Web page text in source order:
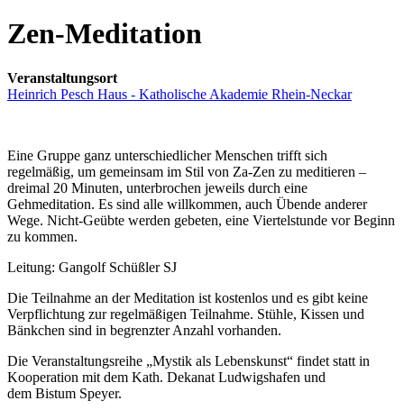
Zen-Meditation
Veranstaltungsort
Heinrich Pesch Haus - Katholische Akademie Rhein-Neckar
Eine Gruppe ganz unterschiedlicher Menschen trifft sich
regelmäßig, um gemeinsam im Stil von Za-Zen zu meditieren –
dreimal 20 Minuten, unterbrochen jeweils durch eine
Gehmeditation. Es sind alle willkommen, auch Übende anderer
Wege. Nicht-Geübte werden gebeten, eine Viertelstunde vor Beginn
zu kommen.
Leitung: Gangolf Schüßler SJ
Die Teilnahme an der Meditation ist kostenlos und es gibt keine
Verpflichtung zur regelmäßigen Teilnahme. Stühle, Kissen und
Bänkchen sind in begrenzter Anzahl vorhanden.
Die Veranstaltungsreihe „Mystik als Lebenskunst“ findet statt in
Kooperation mit dem Kath. Dekanat Ludwigshafen und
dem Bistum Speyer.